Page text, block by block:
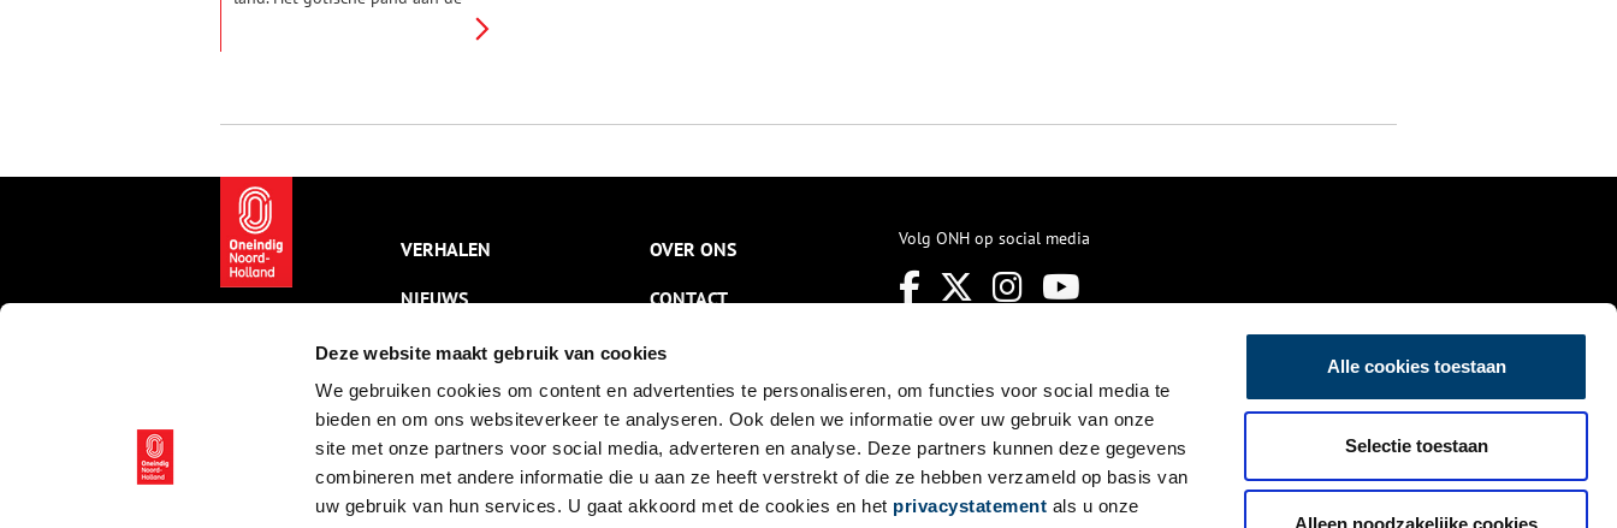
Deze website maakt gebruik van cookies
We gebruiken cookies om content en advertenties te personaliseren, om functies voor social media te
bieden en om ons websiteverkeer te analyseren. Ook delen we informatie over uw gebruik van onze
site met onze partners voor social media, adverteren en analyse. Deze partners kunnen deze gegevens
combineren met andere informatie die u aan ze heeft verstrekt of die ze hebben verzameld op basis van
uw gebruik van hun services. U gaat akkoord met de cookies en het privacystatement als u onze
Alle cookies toestaan
Selectie toestaan
Alleen noodzakelijke cookies
het voorname karakter van de
VERHALEN
NIEUWS
KALENDER
THEMA’S
ACTIVITEITEN
VIDEO’S
OVER ONS
CONTACT
NIEUWSBRIEF
DISCLAIMER
PRIVACY
TOEGANKELIJKHEID
Volg ONH op social media